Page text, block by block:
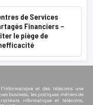
de Services
Financiers –
le piège de
l'informatique et des télécoms une
business, les pratiques métiers de
informatique et télécoms,